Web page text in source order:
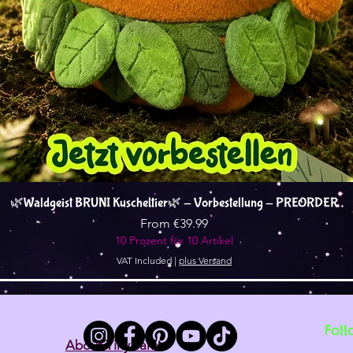
Quick View
🌿Waldgeist BRUNI Kuscheltier🌿 - Vorbestellung - PREORDER
From €39.99
Sale Price
10 Prozent für 10 Artikel
VAT Included | plus Versand
About Tiny Tami